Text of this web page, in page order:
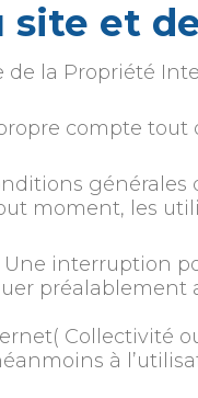
et
la Propriété
compte tout
générales
moment, les
interruption
préalablement
Collectivité
à